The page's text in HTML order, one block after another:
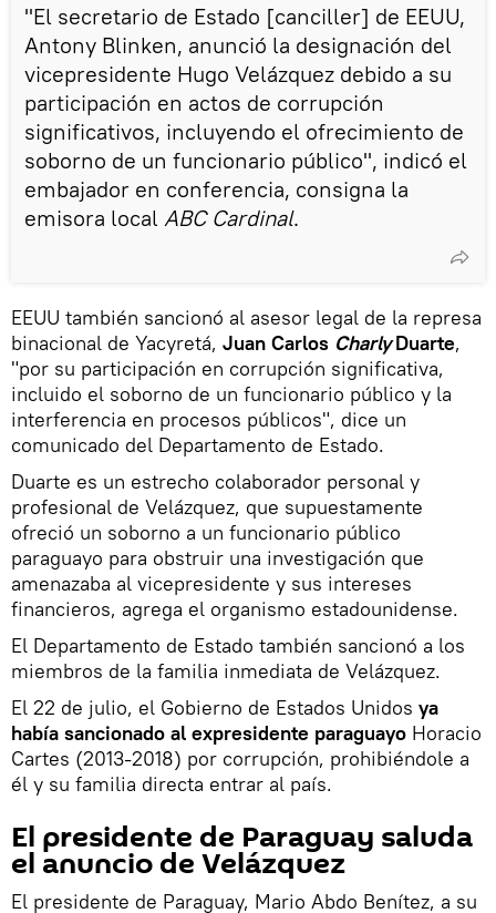
"El secretario de Estado [canciller] de EEUU,
Antony Blinken, anunció la designación del
vicepresidente Hugo Velázquez debido a su
participación en actos de corrupción
significativos, incluyendo el ofrecimiento de
soborno de un funcionario público", indicó el
embajador en conferencia, consigna la
emisora local ABC Cardinal.
EEUU también sancionó al asesor legal de la represa
binacional de Yacyretá, Juan Carlos CharlyDuarte,
"por su participación en corrupción significativa,
incluido el soborno de un funcionario público y la
interferencia en procesos públicos", dice un
comunicado del Departamento de Estado.
Duarte es un estrecho colaborador personal y
profesional de Velázquez, que supuestamente
ofreció un soborno a un funcionario público
paraguayo para obstruir una investigación que
amenazaba al vicepresidente y sus intereses
financieros, agrega el organismo estadounidense.
El Departamento de Estado también sancionó a los
miembros de la familia inmediata de Velázquez.
El 22 de julio, el Gobierno de Estados Unidos ya
había sancionado al expresidente paraguayo Horacio
Cartes (2013-2018) por corrupción, prohibiéndole a
él y su familia directa entrar al país.
El presidente de Paraguay saluda
el anuncio de Velázquez
El presidente de Paraguay, Mario Abdo Benítez, a su